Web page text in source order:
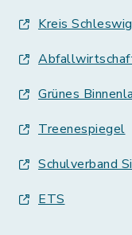
Kreis
Grünes
Treenespiegel
Schulverband
ETS